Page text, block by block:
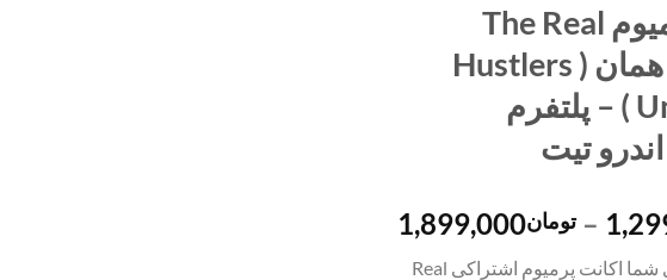
اکانت پرمیوم The Real
World یا همان ( Hustlers
University ) – پلتفرم
تیت
– تومان1,899,000
بعد از خرید برای شما اکانت پرمیوم اشتراکی Real